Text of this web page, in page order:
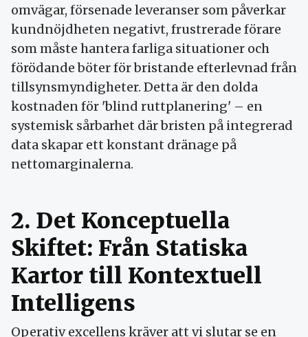
omvägar, försenade leveranser som påverkar
kundnöjdheten negativt, frustrerade förare
som måste hantera farliga situationer och
förödande böter för bristande efterlevnad från
tillsynsmyndigheter. Detta är den dolda
kostnaden för 'blind ruttplanering' – en
systemisk sårbarhet där bristen på integrerad
data skapar ett konstant dränage på
nettomarginalerna.
2. Det Konceptuella
Skiftet: Från Statiska
Kartor till Kontextuell
Intelligens
Operativ excellens kräver att vi slutar se en